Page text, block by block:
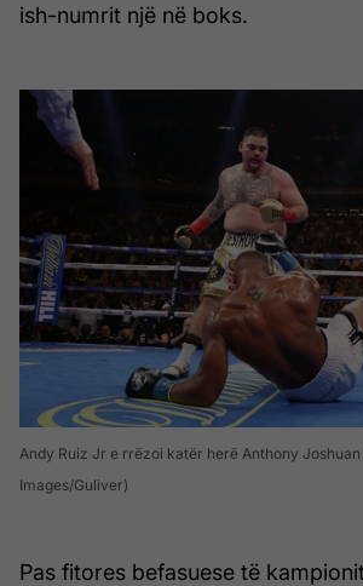
ish-numrit një në boks.
Andy Ruiz Jr e rrëzoi katër herë Anthony
Images/Guliver)
Pas fitores befasuese të